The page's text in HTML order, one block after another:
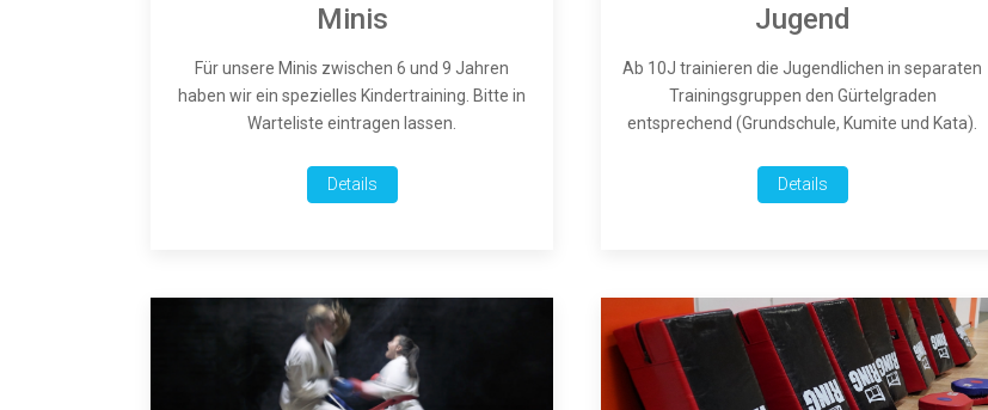
Minis
Für unsere Minis zwischen 6 und 9 Jahren
haben wir ein spezielles Kindertraining. Bitte in
Warteliste eintragen lassen.
Details
Jugend
Ab 10J trainieren die Jugendlichen in separaten
Trainingsgruppen den Gürtelgraden
entsprechend (Grundschule, Kumite und Kata).
Details